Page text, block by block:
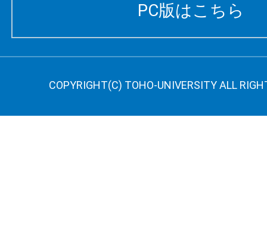
PC版はこちら
COPYRIGHT(C) TOHO-UNIVERSITY ALL